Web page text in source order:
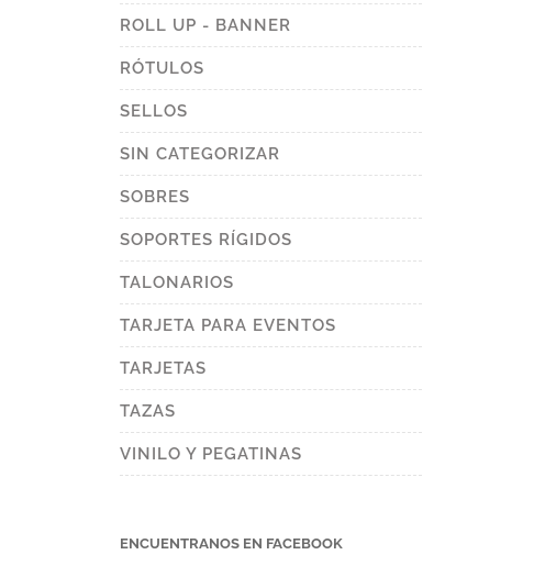
ROLL UP - BANNER
RÓTULOS
SELLOS
SIN CATEGORIZAR
SOBRES
SOPORTES RÍGIDOS
TALONARIOS
TARJETA PARA EVENTOS
TARJETAS
TAZAS
VINILO Y PEGATINAS
ENCUENTRANOS EN FACEBOOK